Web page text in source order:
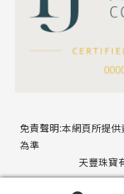
免責聲明:本網頁所提
為準
天豐珠寶